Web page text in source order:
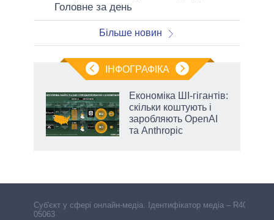
Головне за день
Більше новин
ІНФОГРАФІКА
Економіка ШІ-гігантів:
скільки коштують і
заробляють OpenAI
та Anthropic
Cуб'єкт у сфері онлайн-медіа. Ідентифікатор медіа – R40-
05063